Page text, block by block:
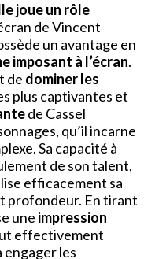
joue un rôle
de Vincent
un avantage en
imposant à l’écran.
de dominer les
plus captivantes et
de Cassel
qu’il incarne
Sa capacité à
de son talent,
efficacement sa
profondeur. En tirant
une impression
effectivement
engager les